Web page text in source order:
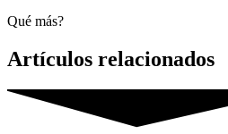
Qué más?
Artículos relacionados